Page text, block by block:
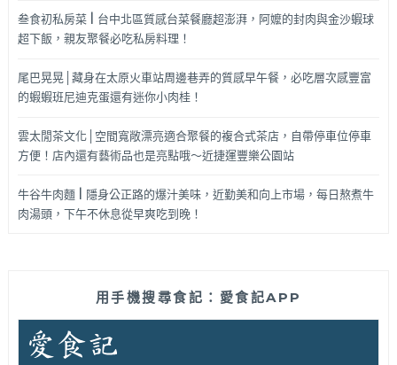
叁食初私房菜 | 台中北區質感台菜餐廳超澎湃，阿嬤的封肉與金沙蝦球
超下飯，親友聚餐必吃私房料理！
尾巴晃晃│藏身在太原火車站周邊巷弄的質感早午餐，必吃層次感豐富
的蝦蝦班尼迪克蛋還有迷你小肉桂！
雲太閒茶文化│空間寬敞漂亮適合聚餐的複合式茶店，自帶停車位停車
方便！店內還有藝術品也是亮點哦～近捷運豐樂公園站
牛谷牛肉麵 | 隱身公正路的爆汁美味，近勤美和向上市場，每日熬煮牛
肉湯頭，下午不休息從早爽吃到晚！
用手機搜尋食記：愛食記APP